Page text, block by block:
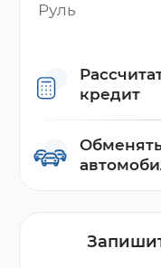
Руль
кредит